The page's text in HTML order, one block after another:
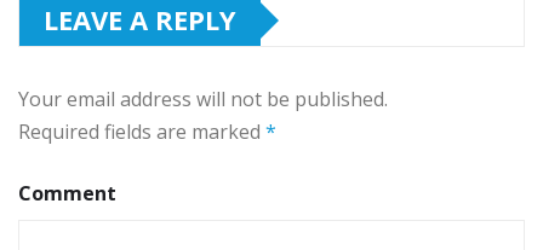
LEAVE A REPLY
Your email address will not be published.
Required fields are marked *
Comment